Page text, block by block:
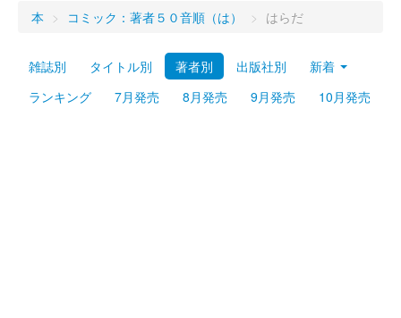
Myシェルフ
プレミアム
本 > コミック：著者５０音順（は） > はらだ
雑誌別 タイトル別 著者別 出版社別
新着
ランキング
7月発売 8月発売 9月発売 10月発売